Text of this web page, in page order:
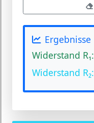
Ergebnisse
Widerstand R₁:
Widerstand R₂: